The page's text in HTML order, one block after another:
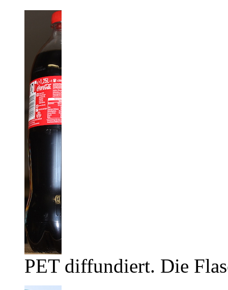
PET diffundiert. Die